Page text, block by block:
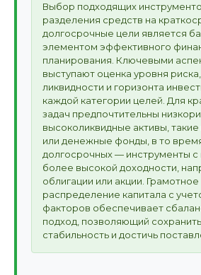
Выбор подходящих
разделения средств на
долгосрочные цели является
элементом эффективного
планирования. Ключевыми
выступают оценка уровня
ликвидности и горизонта
каждой категории целей. Для
задач предпочтительны
высоколиквидные активы, такие
или денежные фонды, в то
долгосрочных — инструменты с
более высокой доходности,
облигации или акции. Грамотное
распределение капитала с
факторов обеспечивает
подход, позволяющий
стабильность и достичь